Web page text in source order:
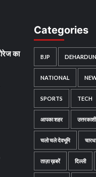
का
Categories
BJP DEHARDUN
NATIONAL
SPORTS TECH
आपका शहर उत्तरकाशी
चलो चले देवभूमि
ताज़ा ख़बरें दिल्ली